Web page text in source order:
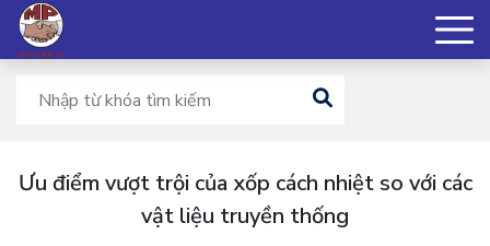
Ưu điểm vượt trội của xốp cách nhiệt so với các
vật liệu truyền thống